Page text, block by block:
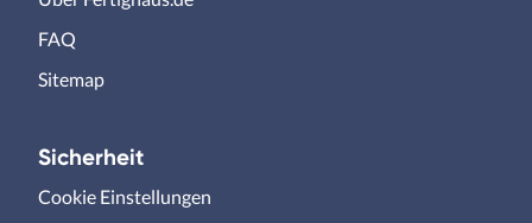
FAQ
Sitemap
Sicherheit
Cookie Einstellungen